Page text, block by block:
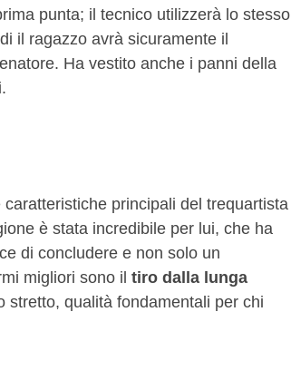
punta; il tecnico utilizzerà lo stesso
il ragazzo avrà sicuramente il
Ha vestito anche i panni della
principali del trequartista
è stata incredibile per lui, che ha
di concludere e non solo un
migliori sono il tiro dalla lunga
stretto, qualità fondamentali per chi